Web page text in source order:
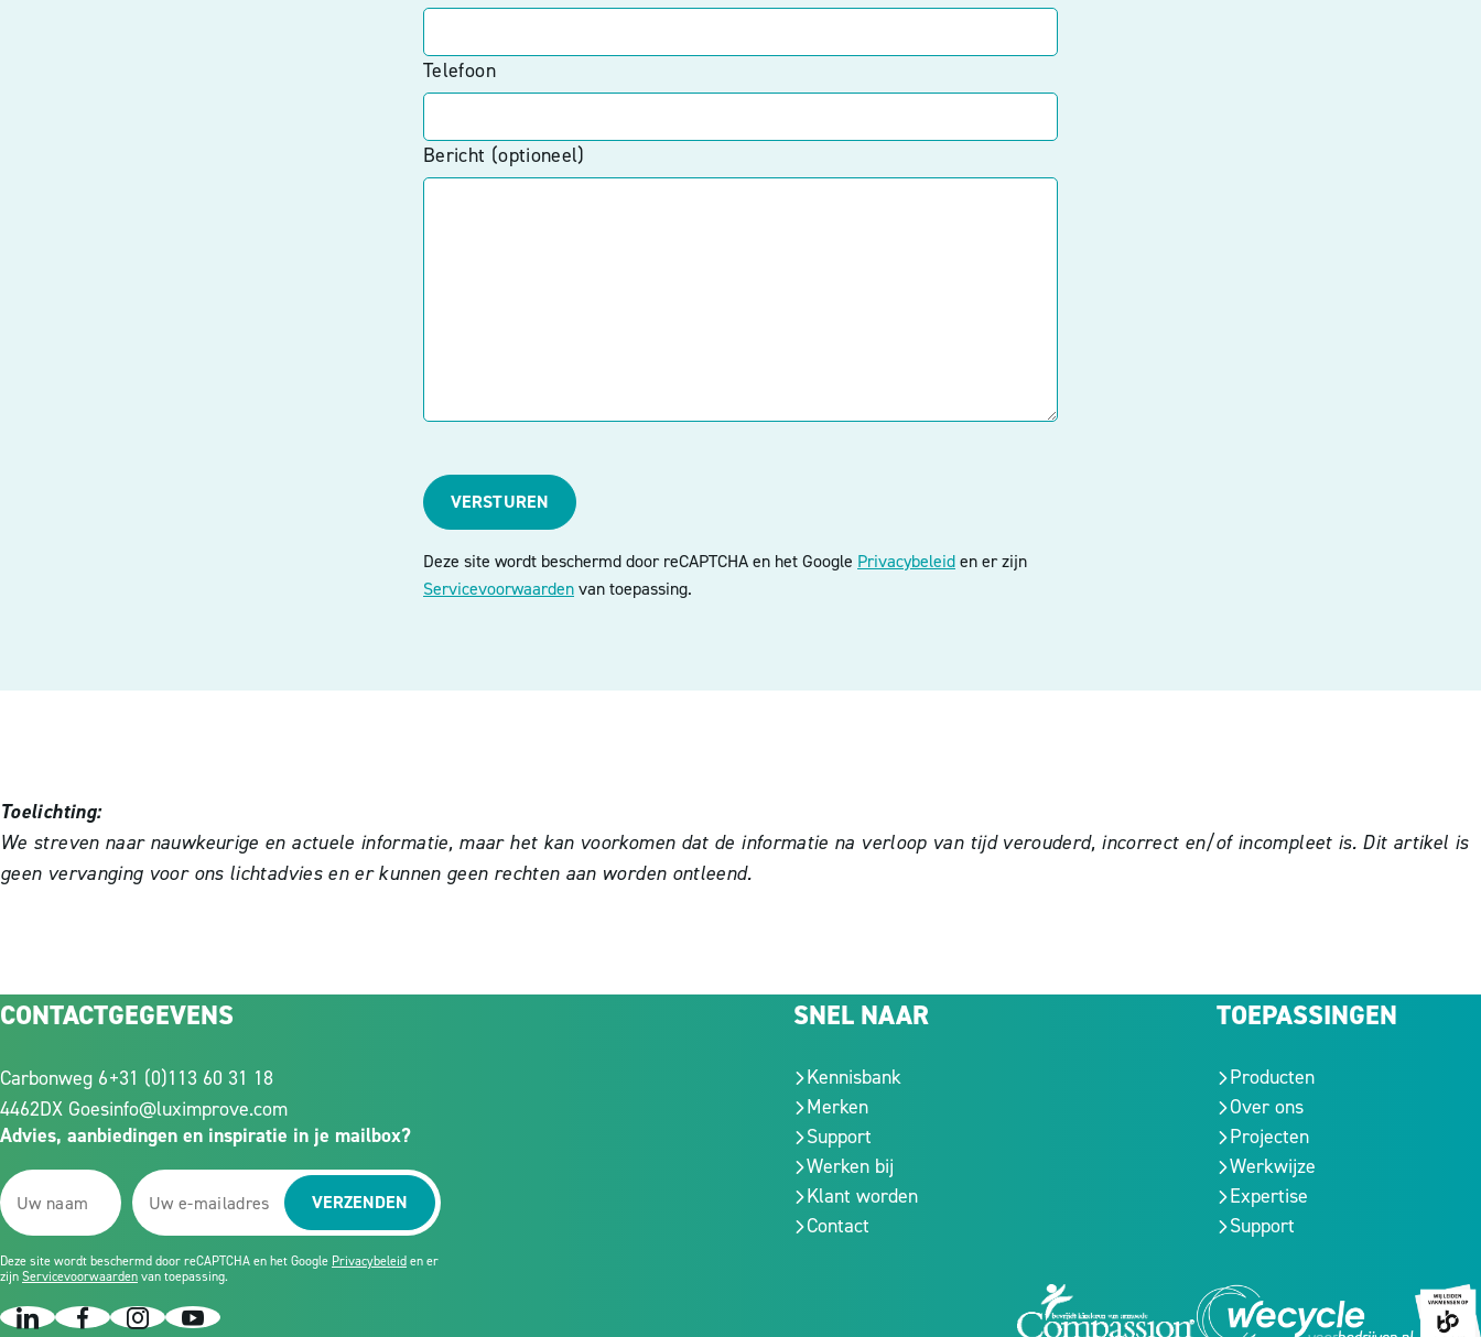
Telefoon
Bericht (optioneel)
VERSTUREN
Deze site wordt beschermd door reCAPTCHA en het Google Privacybeleiden er zijn
Servicevoorwaardenvan toepassing.
Toelichting:
We streven naar nauwkeurige en actuele informatie, maar het kan voorkomen dat de informatie na verloop van tijd verouderd, incorrect en/of incompleet is. Dit artikel is
geen vervanging voor ons lichtadvies en er kunnen geen rechten aan worden ontleend.
CONTACTGEGEVENS
Carbonweg 6
4462DX Goes
+31 (0)113 60 31 18
info@luximprove.com
Advies, aanbiedingen en inspiratie in je mailbox?
VERZENDEN
Deze site wordt beschermd door reCAPTCHA en het Google Privacybeleiden er
zijnServicevoorwaardenvan toepassing.
SNEL NAAR
Kennisbank
Merken
Support
Werken bij
Klant worden
Contact
TOEPASSINGEN
Producten
Over ons
Projecten
Werkwijze
Expertise
Support